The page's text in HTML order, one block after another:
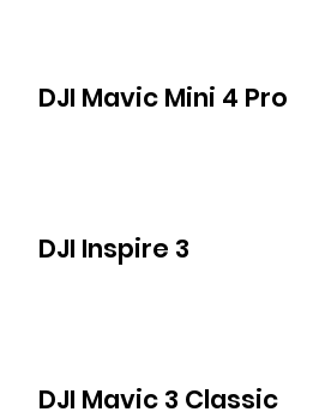
DJI Mavic Mini 4 Pro
DJI Inspire 3
DJI Mavic 3 Classic